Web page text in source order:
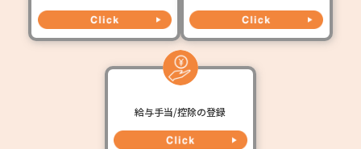
給与手当/控除の登録